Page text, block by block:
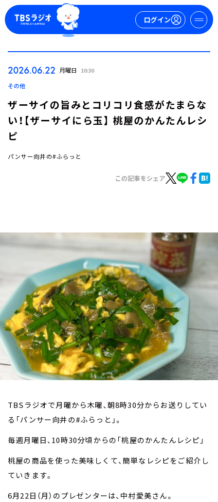
ログイン
イベント・グッズ
YouTube
2026.06.22 月曜日 10:30
その他
ザーサイの旨みとコリコリ食感がたまらな
い！【ザーサイにら玉】 桃屋のかんたんレシ
ピ
パンサー向井の#ふらっと
この記事をシェア
TBSラジオで月曜から木曜、朝8時30分からお送りしてい
る「パンサー向井の#ふらっと」。
毎週月曜日、10時30分頃からの「桃屋のかんたんレシピ」
桃屋の商品を使った美味しくて、簡単なレシピをご紹介し
ていきます。
6月22日（月）のプレゼンターは、中村愛美さん。